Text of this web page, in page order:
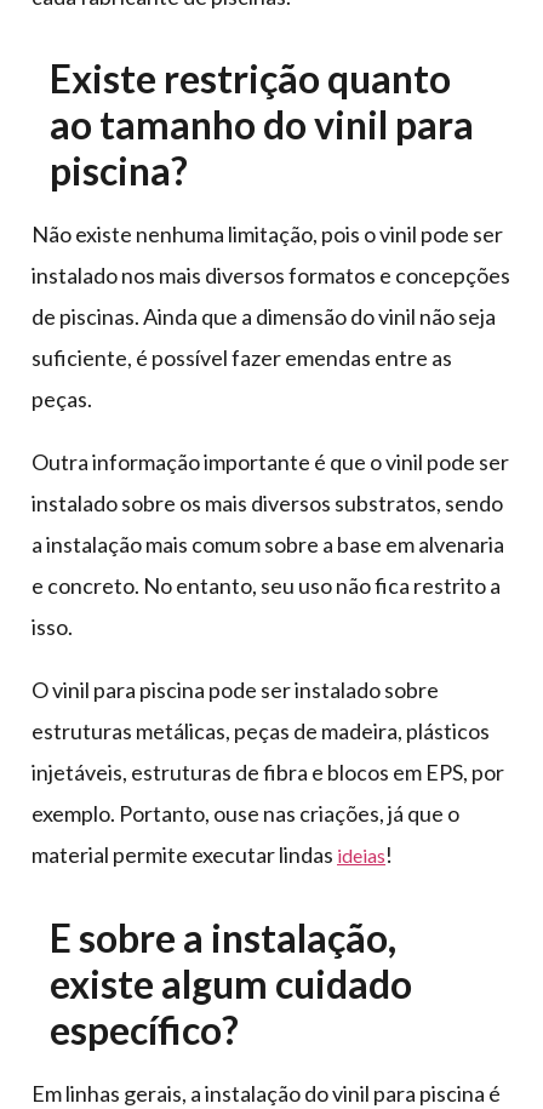
Existe restrição quanto
ao tamanho do vinil para
piscina?
Não existe nenhuma limitação, pois o vinil pode ser
instalado nos mais diversos formatos e concepções
de piscinas. Ainda que a dimensão do vinil não seja
suficiente, é possível fazer emendas entre as
peças.
Outra informação importante é que o vinil pode ser
instalado sobre os mais diversos substratos, sendo
a instalação mais comum sobre a base em alvenaria
e concreto. No entanto, seu uso não fica restrito a
isso.
O vinil para piscina pode ser instalado sobre
estruturas metálicas, peças de madeira, plásticos
injetáveis, estruturas de fibra e blocos em EPS, por
exemplo. Portanto, ouse nas criações, já que o
material permite executar lindas ideias!
E sobre a instalação,
existe algum cuidado
específico?
Em linhas gerais, a instalação do vinil para piscina é